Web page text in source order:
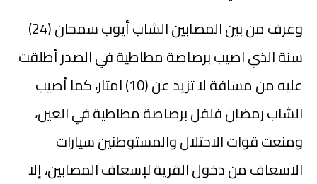
وعرف من بين المصابين الشاب أيوب سمحان (24)
سنة الذي اصيب برصاصة مطاطية في الصدر أطلقت
عليه من مسافة لا تزيد عن (10) امتار، كما أصيب
الشاب رمضان فلفل برصاصة مطاطية في العين،
ومنعت قوات الاحتلال والمستوطنين سيارات
الاسعاف من دخول القرية لإسعاف المصابين، إلا